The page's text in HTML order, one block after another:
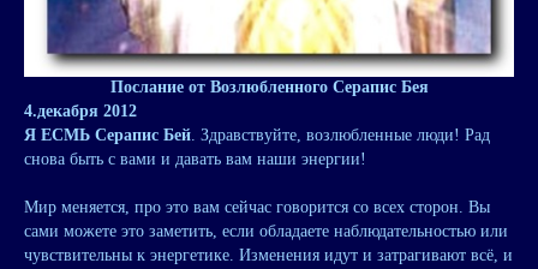
Послание от Возлюбленного Серапис Бея
4.декабря 2012
Я ЕСМЬ Серапис Бей. Здравствуйте, возлюбленные люди! Рад
снова быть с вами и давать вам наши энергии!
Мир меняется, про это вам сейчас говорится со всех сторон. Вы
сами можете это заметить, если обладаете наблюдательностью или
чувствительны к энергетике. Изменения идут и затрагивают всё, и